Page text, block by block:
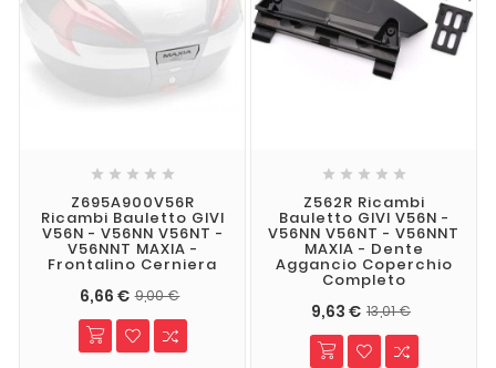
    
Z695A900V56R
Ricambi Bauletto GIVI
V56N - V56NN V56NT -
V56NNT MAXIA -
Frontalino Cerniera
6,66 € 9,00 €
    
Z562R Ricambi
Bauletto GIVI V56N -
V56NN V56NT - V56NNT
MAXIA - Dente
Aggancio Coperchio
Completo
9,63 € 13,01 €